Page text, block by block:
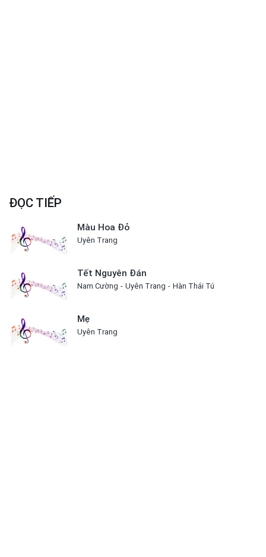
ĐỌC TIẾP
Màu Hoa Đỏ
Uyên Trang
Tết Nguyên Đán
Nam Cường Uyên Trang Hàn Thái Tú
Mẹ
Uyên Trang